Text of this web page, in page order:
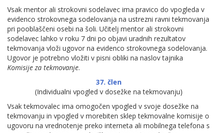
Vsak mentor ali strokovni sodelavec ima pravico do vpogleda v
evidenco strokovnega sodelovanja na ustrezni ravni tekmovanja
pri pooblaščeni osebi na šoli. Učitelj mentor ali strokovni
sodelavec lahko v roku 7 dni po objavi uradnih rezultatov
tekmovanja vloži ugovor na evidenco strokovnega sodelovanja.
Ugovor je potrebno vložiti v pisni obliki na naslov tajnika
Komisije za tekmovanje.
37. člen
(Individualni vpogled v dosežke na tekmovanju)
Vsak tekmovalec ima omogočen vpogled v svoje dosežke na
tekmovanju in vpogled v morebiten sklep tekmovalne komisije o
ugovoru na vrednotenje preko interneta ali mobilnega telefona s